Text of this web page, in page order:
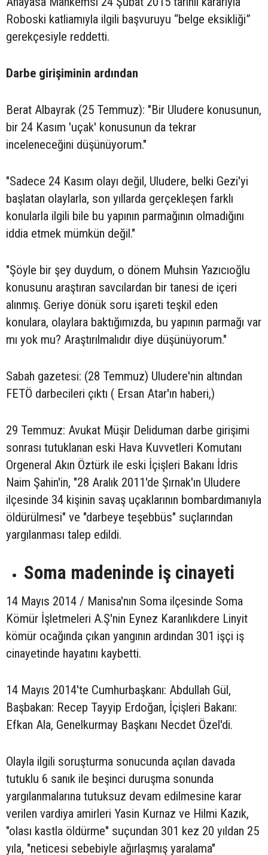
Roboski katliamıyla ilgili başvuruyu “belge eksikliği”
gerekçesiyle reddetti.
Darbe girişiminin ardından
Berat Albayrak (25 Temmuz): "Bir Uludere konusunun,
bir 24 Kasım 'uçak' konusunun da tekrar
inceleneceğini düşünüyorum."
"Sadece 24 Kasım olayı değil, Uludere, belki Gezi'yi
başlatan olaylarla, son yıllarda gerçekleşen farklı
konularla ilgili bile bu yapının parmağının olmadığını
iddia etmek mümkün değil."
"Şöyle bir şey duydum, o dönem Muhsin Yazıcıoğlu
konusunu araştıran savcılardan bir tanesi de içeri
alınmış. Geriye dönük soru işareti teşkil eden
konulara, olaylara baktığımızda, bu yapının parmağı var
mı yok mu? Araştırılmalıdır diye düşünüyorum."
Sabah gazetesi: (28 Temmuz) Uludere'nin altından
FETÖ darbecileri çıktı ( Ersan Atar'ın haberi,)
29 Temmuz: Avukat Müşir Deliduman darbe girişimi
sonrası tutuklanan eski Hava Kuvvetleri Komutanı
Orgeneral Akın Öztürk ile eski İçişleri Bakanı İdris
Naim Şahin'in, "28 Aralık 2011'de Şırnak'ın Uludere
ilçesinde 34 kişinin savaş uçaklarının bombardımanıyla
öldürülmesi" ve "darbeye teşebbüs" suçlarından
yargılanması talep edildi.
Soma madeninde iş cinayeti
14 Mayıs 2014 / Manisa'nın Soma ilçesinde Soma
Kömür İşletmeleri A.Ş'nin Eynez Karanlıkdere Linyit
kömür ocağında çıkan yangının ardından 301 işçi iş
cinayetinde hayatını kaybetti.
14 Mayıs 2014'te Cumhurbaşkanı: Abdullah Gül,
Başbakan: Recep Tayyip Erdoğan, İçişleri Bakanı:
Efkan Ala, Genelkurmay Başkanı Necdet Özel'di.
Olayla ilgili soruşturma sonucunda açılan davada
tutuklu 6 sanık ile beşinci duruşma sonunda
yargılanmalarına tutuksuz devam edilmesine karar
verilen vardiya amirleri Yasin Kurnaz ve Hilmi Kazık,
"olası kastla öldürme" suçundan 301 kez 20 yıldan 25
yıla, "neticesi sebebiyle ağırlaşmış yaralama"